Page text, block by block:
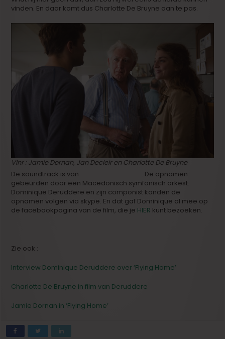
vinden. En daar komt dus Charlotte De Bruyne aan te pas.
Vlnr : Jamie Dornan, Jan Decleir en Charlotte De Bruyne
De soundtrack is van
. De opnamen
gebeurden door een Macedonisch symfonisch orkest.
Dominique Deruddere en zijn componist konden de
opnamen volgen via skype. En dat gaf Dominique al mee op
de facebookpagina van de film, die je HIER kunt bezoeken.
Zie ook :
Interview Dominique Deruddere over ‘Flying Home’
Charlotte De Bruyne in film van Deruddere
Jamie Dornan in ‘Flying Home’